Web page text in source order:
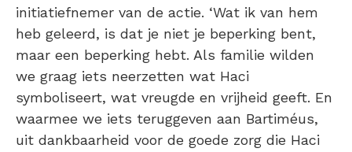
initiatiefnemer van de actie. ‘Wat ik van hem
heb geleerd, is dat je niet je beperking bent,
maar een beperking hebt. Als familie wilden
we graag iets neerzetten wat Haci
symboliseert, wat vreugde en vrijheid geeft. En
waarmee we iets teruggeven aan Bartiméus,
uit dankbaarheid voor de goede zorg die Haci